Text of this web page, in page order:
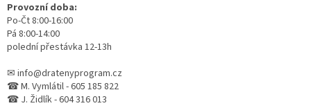
Provozní doba:
Po-Čt 8:00-16:00
Pá 8:00-14:00
polední přestávka 12-13h
✉ info@dratenyprogram.cz
☎ M. Vymlátil - 605 185 822
☎ J. Židlík - 604 316 013